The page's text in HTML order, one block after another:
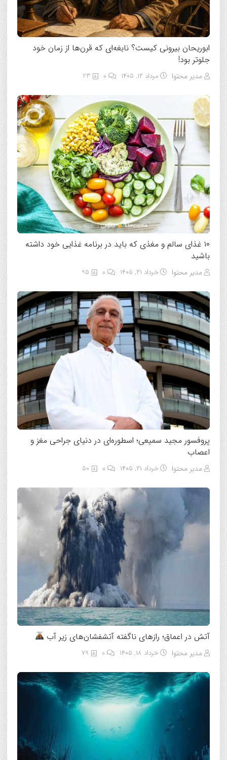
ابوریحان بیرونی کیست؟ نابغه‌ای که قرن‌ها از زمان خود
جلوتر بود!
مدیر محتوا مرداد ۱۲, ۱۴۰۵ 23
۱۰ غذای سالم و مغذی که باید در برنامه غذایی خود داشته
باشید
مدیر محتوا خرداد ۲۱, ۱۴۰۵ 95
پروفسور مجید سمیعی؛ اسطوره‌ای در دنیای جراحی مغز و
اعصاب
مدیر محتوا خرداد ۲۱, ۱۴۰۵ 50
آتش در اعماق؛ رازهای ناگفته آتشفشان‌های زیر آب
مدیر محتوا خرداد ۱۸, ۱۴۰۵ 79